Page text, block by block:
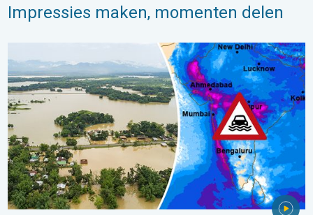
Impressies maken, momenten delen
Overstromingen in delen van Azië. Een buitengewone